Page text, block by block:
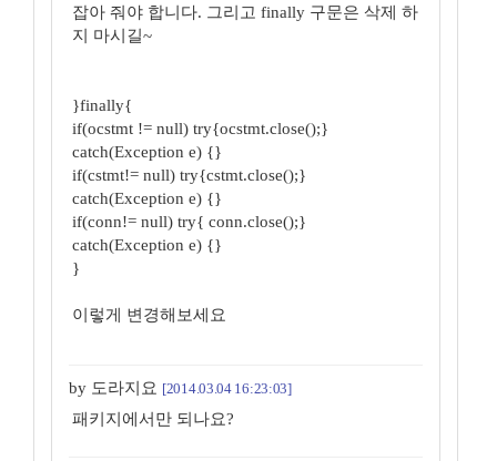
잡아 줘야 합니다. 그리고 finally 구문은 삭제 하
지 마시길~
}finally{
if(ocstmt != null) try{ocstmt.close();}
catch(Exception e) {}
if(cstmt!= null) try{cstmt.close();}
catch(Exception e) {}
if(conn!= null) try{ conn.close();}
catch(Exception e) {}
}
이렇게 변경해보세요
by 도라지요 [2014.03.04 16:23:03]
패키지에서만 되나요?